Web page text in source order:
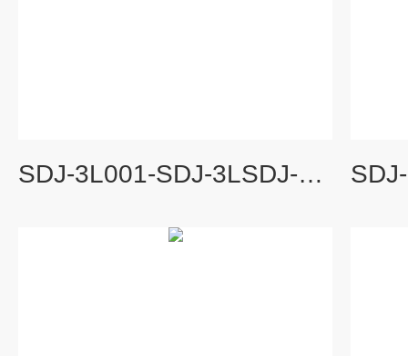
SDJ-3L001-SDJ-3LSDJ-3L振动烈度监测保护仪